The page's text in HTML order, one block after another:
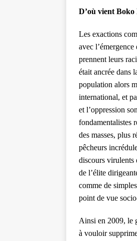
D’où vient Boko
Les exactions
avec
prennent leurs
était ancrée dans
population alors
international, et
et l’oppression
fondamentalistes
des masses, plus
pêcheurs
discours virulents
de l’élite
comme de
point de vue
Ainsi en 2009, le
à vouloir